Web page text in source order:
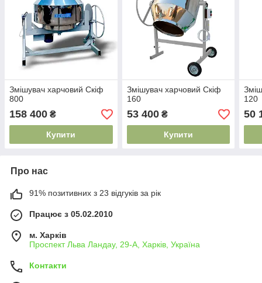
Змішувач харчовий Скіф
800
158 400 ₴
Купити
Змішувач харчовий Скіф
160
53 400₴
Купити
120
50
Про нас
91% позитивних з 23 відгуків за рік
Працює з 05.02.2010
м. Харків
Проспект Льва Ландау, 29-А, Харків, Україна
Контакти